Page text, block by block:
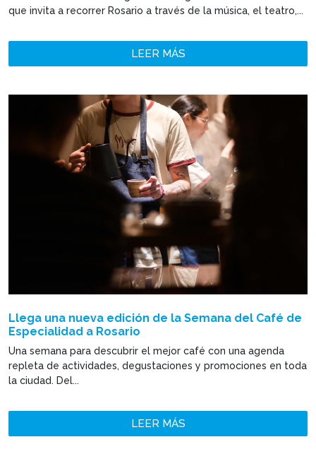
que invita a recorrer Rosario a través de la música, el teatro,...
LEER MÁS
Llega una nueva edición de la Semana del Café de
Especialidad a Rosario
Una semana para descubrir el mejor café con una agenda
repleta de actividades, degustaciones y promociones en toda
la ciudad. Del...
LEER MÁS